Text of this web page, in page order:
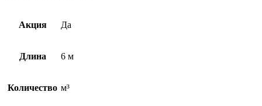
Акция Да
Длина 6 м
Количество м³